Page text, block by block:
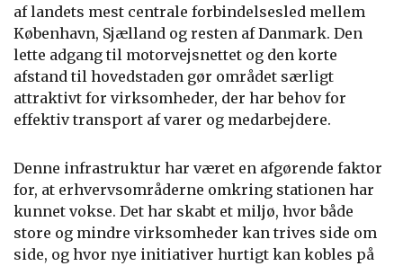
af landets mest centrale forbindelsesled mellem
København, Sjælland og resten af Danmark. Den
lette adgang til motorvejsnettet og den korte
afstand til hovedstaden gør området særligt
attraktivt for virksomheder, der har behov for
effektiv transport af varer og medarbejdere.
Denne infrastruktur har været en afgørende faktor
for, at erhvervsområderne omkring stationen har
kunnet vokse. Det har skabt et miljø, hvor både
store og mindre virksomheder kan trives side om
side, og hvor nye initiativer hurtigt kan kobles på